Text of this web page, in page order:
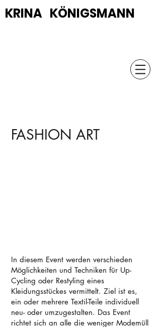
KRINA KÖNIGSMANN
FASHION ART
In diesem Event werden verschieden
Möglichkeiten und Techniken für Up-
Cycling oder Restyling eines
Kleidungsstückes vermittelt. Ziel ist es,
ein oder mehrere Textil-Teile individuell
neu- oder umzugestalten. Das Event
richtet sich an alle die weniger Modemüll